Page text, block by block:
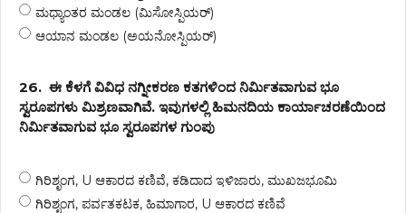
ಮಧ್ಯಾಂತರ ಮಂಡಲ (ಮಿಸೋಸ್ಪಿಯರ್)
ಆಯಾನ ಮಂಡಲ (ಅಯನೋಸ್ಪಿಯರ್)
26. ಈ ಕೆಳಗೆ ವಿವಿಧ ನಗ್ನೀಕರಣ ಕತಗಳಿಂದ ನಿರ್ಮಿತವಾಗುವ ಭೂ
ಸ್ವರೂಪಗಳು ಮಿಶ್ರಣವಾಗಿವೆ. ಇವುಗಳಲ್ಲಿ ಹಿಮನದಿಯ ಕಾರ್ಯಾಚರಣೆಯಿಂದ
ನಿರ್ಮಿತವಾಗುವ ಭೂ ಸ್ವರೂಪಗಳ ಗುಂಪು
ಗಿರಿಶೃಂಗ, U ಆಕಾರದ ಕಣಿವೆ, ಕಡಿದಾದ ಇಳಿಜಾರು, ಮುಖಜಭೂಮಿ
ಗಿರಿಶೃಂಗ, ಪರ್ವತಕಟಕ, ಹಿಮಾಗಾರ, U ಆಕಾರದ ಕಣಿವೆ